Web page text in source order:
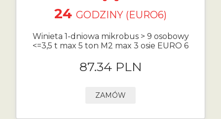
24 GODZINY (EURO6)
Winieta 1-dniowa mikrobus > 9 osobowy
<=3,5 t max 5 ton M2 max 3 osie EURO 6
87.34 PLN
ZAMÓW